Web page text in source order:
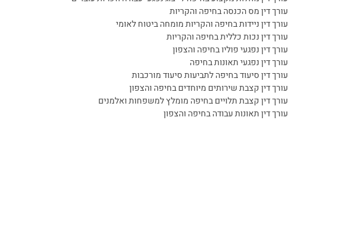
עורך דין מס הכנסה בחיפה והקריות
עורך דין ניידות בחיפה והקריות מומחה ביטוח לאומי
עורך דין נכות כללית בחיפה והקריות
עורך דין נפגעי פוליו בחיפה והצפון
עורך דין נפגעי תאונות בחיפה
עורך דין סיעוד בחיפה לתביעות סיעוד מורכבות
עורך דין קצבת שירותים מיוחדים בחיפה והצפון
עורך דין קצבת תלויים בחיפה מומלץ למשפחות ואלמנים
עורך דין תאונות עבודה בחיפה והצפון